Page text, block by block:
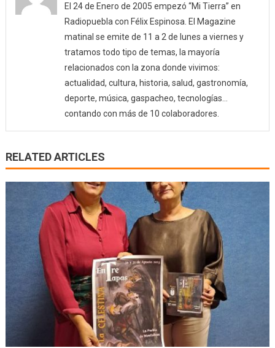
El 24 de Enero de 2005 empezó “Mi Tierra” en
Radiopuebla con Félix Espinosa. El Magazine
matinal se emite de 11 a 2 de lunes a viernes y
tratamos todo tipo de temas, la mayoría
relacionados con la zona donde vivimos:
actualidad, cultura, historia, salud, gastronomía,
deporte, música, gaspacheo, tecnologías…
contando con más de 10 colaboradores.
RELATED ARTICLES